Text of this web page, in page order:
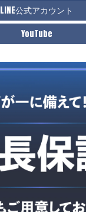
LINE公式アカウント
YouTube